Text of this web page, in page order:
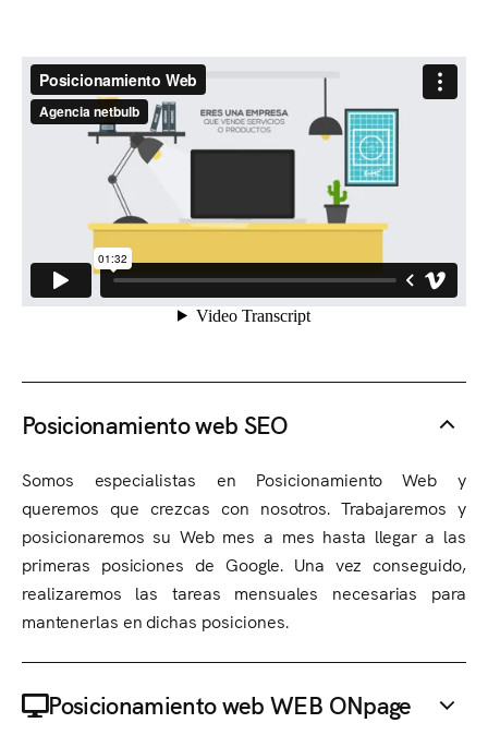
Posicionamiento web SEO
Somos especialistas en Posicionamiento Web y
queremos que crezcas con nosotros. Trabajaremos y
posicionaremos su Web mes a mes hasta llegar a las
primeras posiciones de Google. Una vez conseguido,
realizaremos las tareas mensuales necesarias para
mantenerlas en dichas posiciones.
Posicionamiento web WEB ONpage